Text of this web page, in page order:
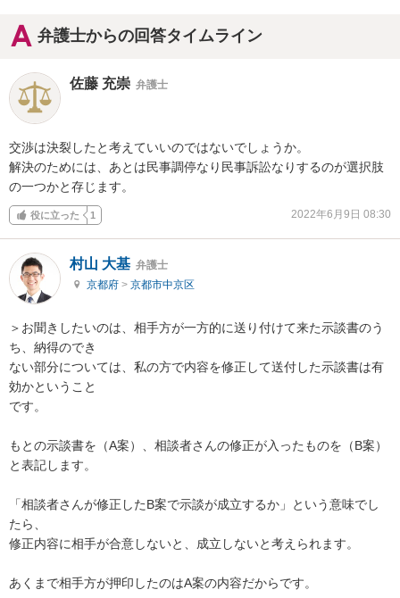
弁護士からの回答タイムライン
佐藤 充崇 弁護士
交渉は決裂したと考えていいのではないでしょうか。
解決のためには、あとは民事調停なり民事訴訟なりするのが選択肢
の一つかと存じます。
役に立った 1 2022年6月9日 08:30
村山 大基 弁護士
京都府 > 京都市中京区
＞お聞きしたいのは、相手方が一方的に送り付けて来た示談書のう
ち、納得のでき
ない部分については、私の方で内容を修正して送付した示談書は有
効かということ
です。
もとの示談書を（A案）、相談者さんの修正が入ったものを（B案）
と表記します。
「相談者さんが修正したB案で示談が成立するか」という意味でし
たら、
修正内容に相手が合意しないと、成立しないと考えられます。
あくまで相手方が押印したのはA案の内容だからです。